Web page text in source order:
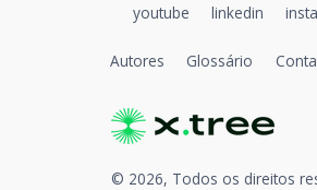
© 2026, Todos os direitos
Autores Glossário
youtube linkedin